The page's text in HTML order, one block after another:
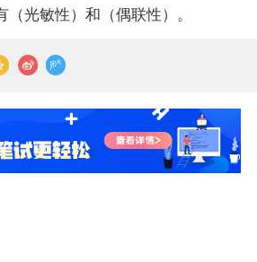
光敏性）和（偶联性）。